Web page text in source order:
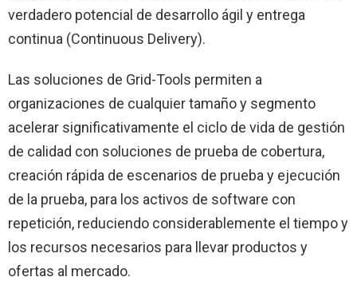
verdadero potencial de desarrollo ágil y entrega
continua (Continuous Delivery).
Las soluciones de Grid-Tools permiten a
organizaciones de cualquier tamaño y segmento
acelerar significativamente el ciclo de vida de gestión
de calidad con soluciones de prueba de cobertura,
creación rápida de escenarios de prueba y ejecución
de la prueba, para los activos de software con
repetición, reduciendo considerablemente el tiempo y
los recursos necesarios para llevar productos y
ofertas al mercado.